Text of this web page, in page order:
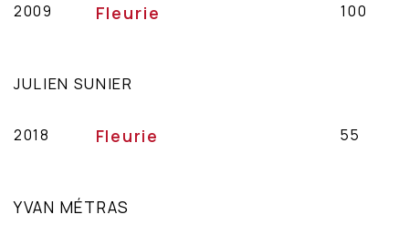
2009 Fleurie 100
JULIEN SUNIER
2018 Fleurie 55
YVAN MÉTRAS